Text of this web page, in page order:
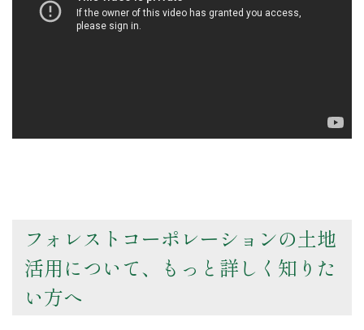
フォレストコーポレーションの土地
活用について、もっと詳しく知りた
い方へ